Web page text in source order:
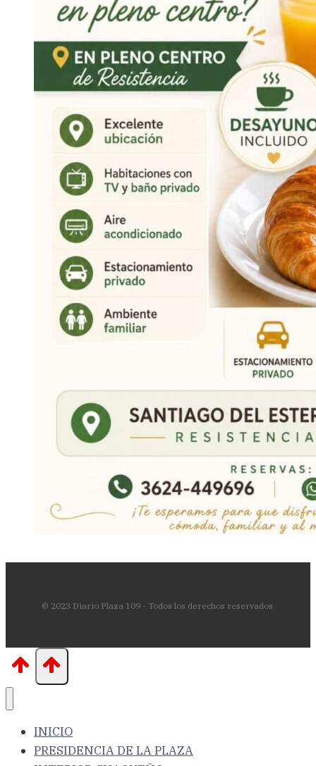
© 2023 Diario Plaza 109 - Todos los derechos reservados.
INICIO
PRESIDENCIA DE LA PLAZA